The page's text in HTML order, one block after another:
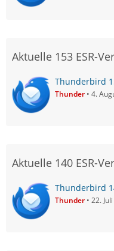
Aktuelle 153 ESR-
Thunderbird
Thunder 4.
Aktuelle 140 ESR-
Thunderbird
Thunder 22.